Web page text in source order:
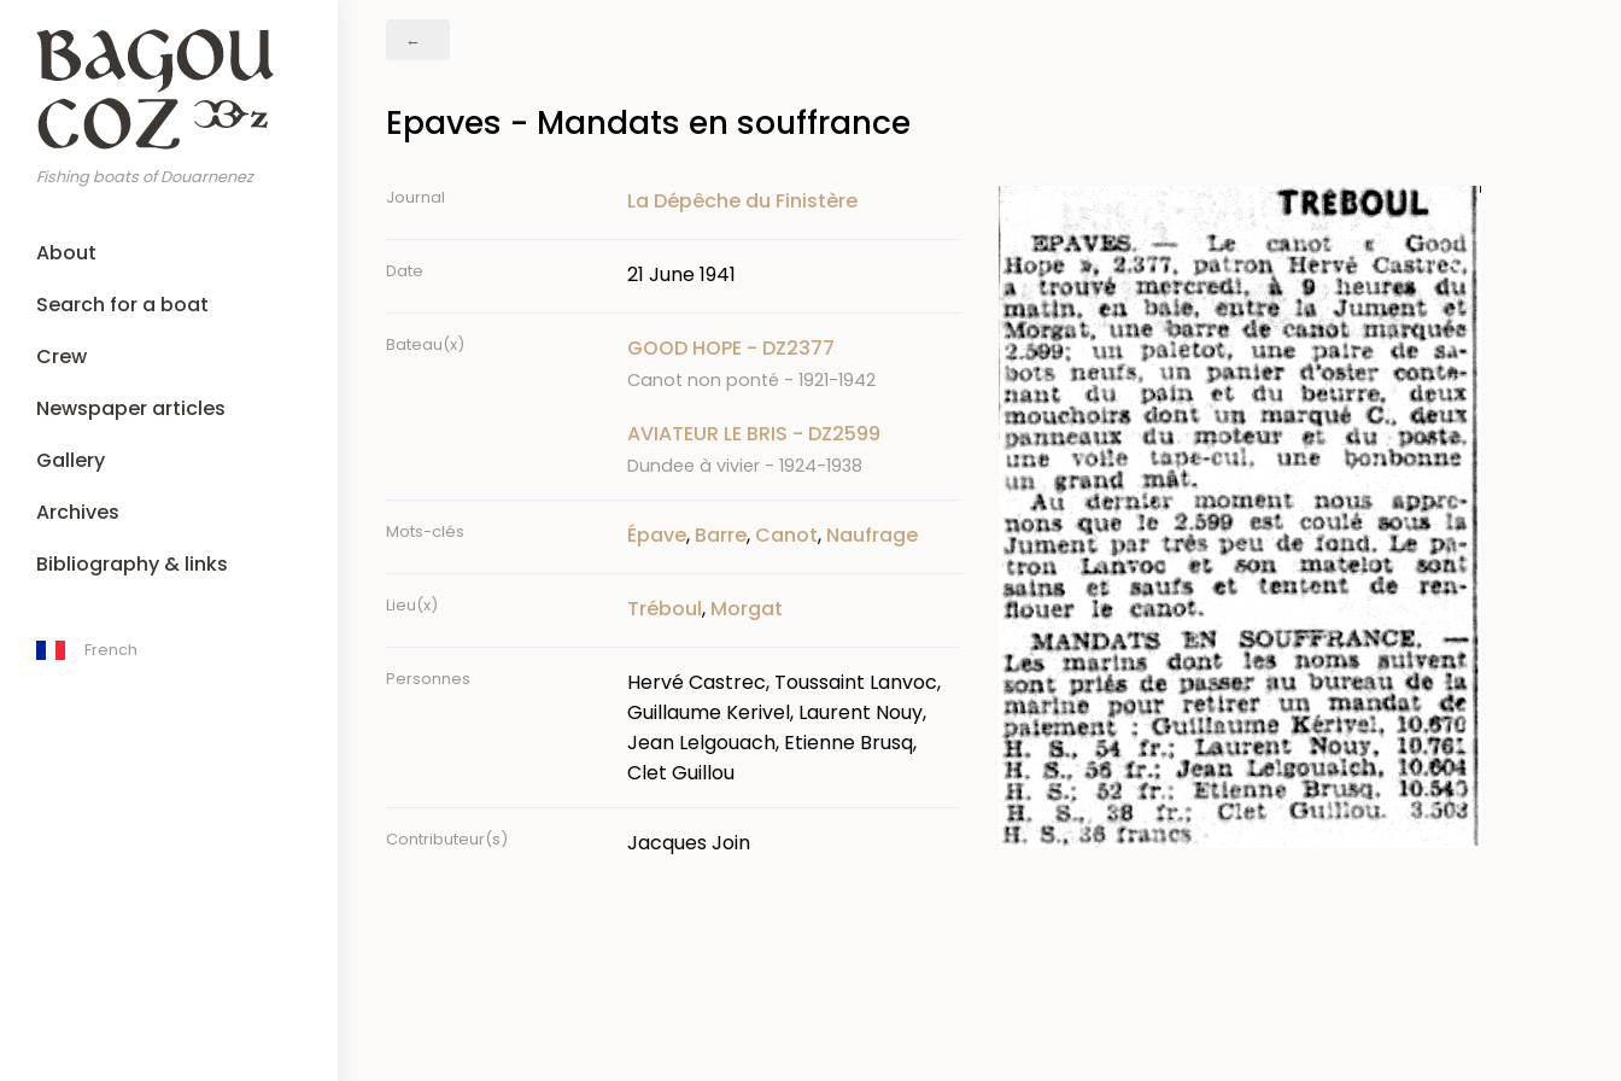
main
content
Fishing boats of Douarnenez
MainAbout
Search for a boat
Crew
Newspaper articles
Gallery
Archives
Bibliography & links
French
Breadcrumb
Epaves - Mandats en souffrance
Journal La Dépêche du Finistère
Date 21 June 1941
Bateau(x) GOOD HOPE - DZ2377
Canot non ponté - 1921-1942
AVIATEUR LE BRIS - DZ2599
Dundee à vivier - 1924-1938
Mots-clés Épave, Barre, Canot, Naufrage
Lieu(x) Tréboul, Morgat
Personnes
Hervé Castrec, Toussaint Lanvoc,
Guillaume Kerivel, Laurent Nouy,
Jean Lelgouach, Etienne Brusq,
Clet Guillou
Contributeur(s) Jacques Join
Image